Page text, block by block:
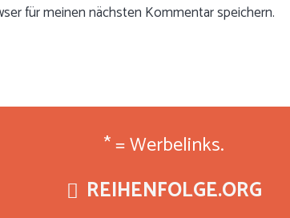
für meinen nächsten Kommentar speichern.
* = Werbelinks.
REIHENFOLGE.ORG